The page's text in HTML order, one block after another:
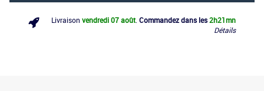
Livraison vendredi 07 août Commandez dans les2h21mn
Détails